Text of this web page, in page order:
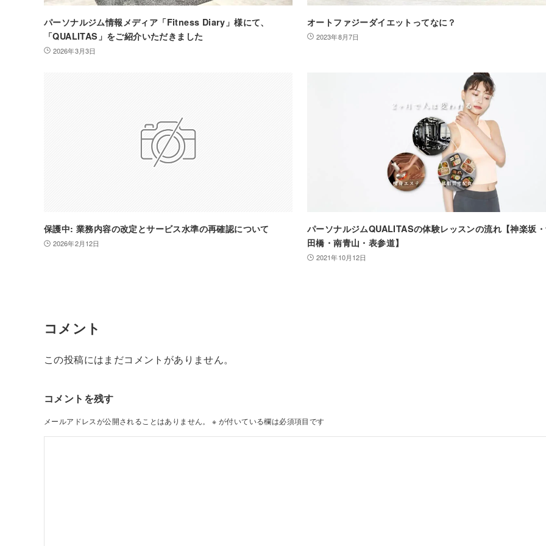
パーソナルジム情報メディア「Fitness Diary」様にて、
「QUALITAS」をご紹介いただきました
2026年3月3日
オートファジーダイエットってなに？
2023年8月7日
保護中: 業務内容の改定とサービス水準の再確認について
2026年2月12日
パーソナルジムQUALITASの体験レッスンの流れ【神楽坂
田橋・南青山・表参道】
2021年10月12日
コメント
この投稿にはまだコメントがありません。
コメントを残す
メールアドレスが公開されることはありません。 ※ が付いている欄は必須項目です